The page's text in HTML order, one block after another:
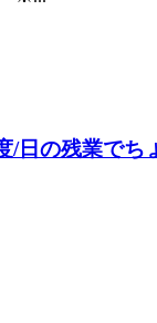
/日の残業でち